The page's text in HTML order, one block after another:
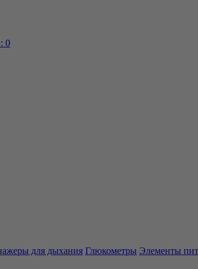
0
для дыхания Глюкометры Элементы